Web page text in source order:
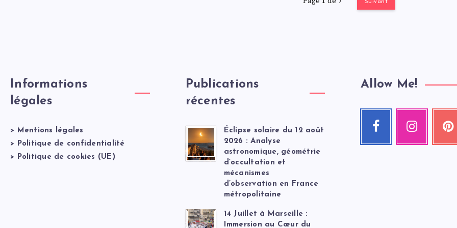
Suivant
Informations
légales
> Mentions légales
> Politique de confidentialité
> Politique de cookies (UE)
Publications
récentes
Éclipse solaire du 12 août
2026 : Analyse
astronomique, géométrie
d’occultation et
mécanismes
d’observation en France
métropolitaine
14 Juillet à Marseille :
Immersion au Cœur du
Allow Me!
Facebook
Suivez-
Instagram
Nos
Épinglez